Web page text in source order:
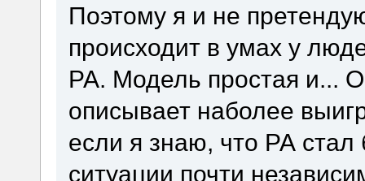
Поэтому я и не
происходит в умах у
РА. Модель простая и...
описывает наболее
если я знаю, что РА
ситуации почти